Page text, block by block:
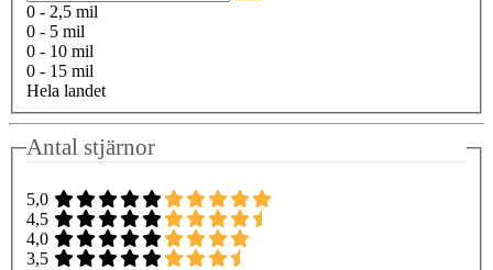
0 - 2,5 mil
0 - 5 mil
0 - 10 mil
0 - 15 mil
Hela landet
Antal stjärnor
5,0
4,5
4,0
3,5